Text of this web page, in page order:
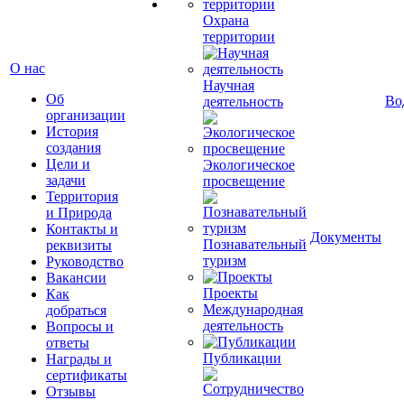
О нас
Об
организации
История
создания
Цели и
задачи
Территория
и Природа
Контакты и
реквизиты
Руководство
Вакансии
Как
добраться
Вопросы и
ответы
Награды и
сертификаты
Отзывы
Охрана
территории
Научная
деятельность
Экологическое
просвещение
Познавательный
туризм
Проекты
Международная
деятельность
Публикации
Документы